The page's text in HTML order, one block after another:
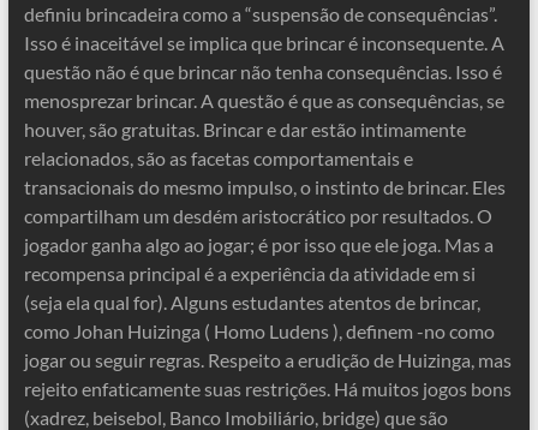
definiu brincadeira como a “suspensão de consequências”.
Isso é inaceitável se implica que brincar é inconsequente. A
questão não é que brincar não tenha consequências. Isso é
menosprezar brincar. A questão é que as consequências, se
houver, são gratuitas. Brincar e dar estão intimamente
relacionados, são as facetas comportamentais e
transacionais do mesmo impulso, o instinto de brincar. Eles
compartilham um desdém aristocrático por resultados. O
jogador ganha algo ao jogar; é por isso que ele joga. Mas a
recompensa principal é a experiência da atividade em si
(seja ela qual for). Alguns estudantes atentos de brincar,
como Johan Huizinga ( Homo Ludens ), definem -no como
jogar ou seguir regras. Respeito a erudição de Huizinga, mas
rejeito enfaticamente suas restrições. Há muitos jogos bons
(xadrez, beisebol, Banco Imobiliário, bridge) que são